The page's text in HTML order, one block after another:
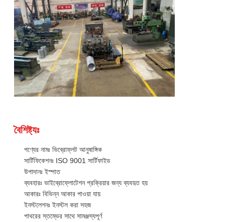
বৈশিষ্ট্যঃ
পণ্যের নামঃ ভিব্রোফ্লট আনুষাঙ্গিক
সার্টিফিকেশনঃ ISO 9001 সার্টিফাইড
উপাদানঃ ইস্পাত
ব্যবহারঃ ভাইব্রোফ্লোটেশন প্রক্রিয়ার জন্য ব্যবহৃত হয়
আকারঃ বিভিন্ন আকার পাওয়া যায়
ইনস্টলেশনঃ ইনস্টল করা সহজ
পাথরের স্তম্ভের সাথে সামঞ্জস্যপূর্ণ